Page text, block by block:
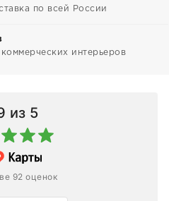
по всей России
интерьеров
из 5
92 оценок